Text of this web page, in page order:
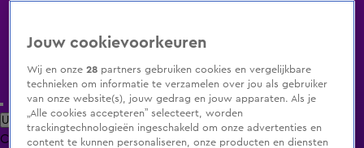
Uitzending Gemist Populaire programma's Zenders Genres
ClipsFilmsRadioSmart TV inlogShop
Jouw cookievoorkeuren
Wij en onze28 partners gebruiken cookies en vergelijkbare
technieken om informatie te verzamelen over jou als gebruiker
van onze website(s), jouw gedrag en jouw apparaten. Als je
„Alle cookies accepteren” selecteert, worden
trackingtechnologieën ingeschakeld om onze advertenties en
content te kunnen personaliseren, onze producten en diensten